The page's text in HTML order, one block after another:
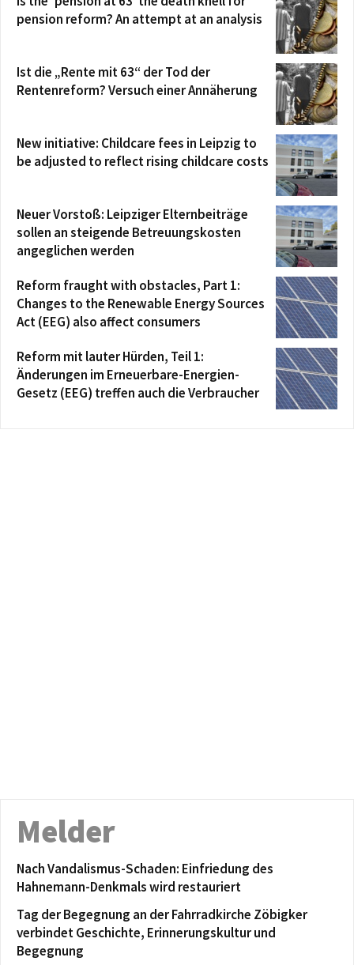
pension reform? An attempt at an analysis
Ist die „Rente mit 63“ der Tod der
Rentenreform? Versuch einer Annäherung
New initiative: Childcare fees in Leipzig to
be adjusted to reflect rising childcare costs
Neuer Vorstoß: Leipziger Elternbeiträge
sollen an steigende Betreuungskosten
angeglichen werden
Reform fraught with obstacles, Part 1:
Changes to the Renewable Energy Sources
Act (EEG) also affect consumers
Reform mit lauter Hürden, Teil 1:
Änderungen im Erneuerbare-Energien-
Gesetz (EEG) treffen auch die Verbraucher
Melder
Nach Vandalismus-Schaden: Einfriedung des
Hahnemann-Denkmals wird restauriert
Tag der Begegnung an der Fahrradkirche Zöbigker
verbindet Geschichte, Erinnerungskultur und
Begegnung